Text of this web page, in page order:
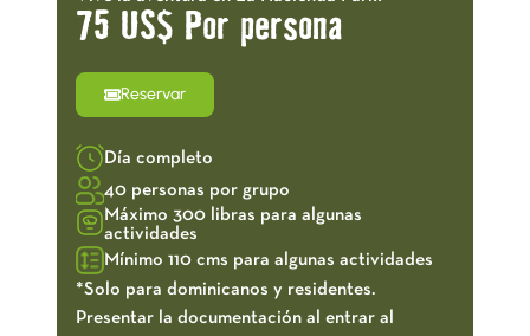
75 US$ Por persona
Reservar
Día completo
40 personas por grupo
Máximo 300 libras para algunas
actividades
Mínimo 110 cms para algunas actividades
*Solo para dominicanos y residentes.
Presentar la documentación al entrar al